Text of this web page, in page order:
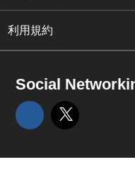
利用規約
Social